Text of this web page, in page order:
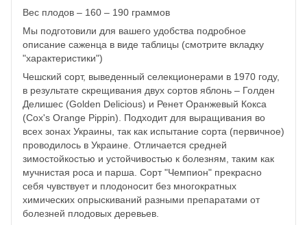
Вес плодов – 160 – 190 граммов
Мы подготовили для вашего удобства подробное
описание саженца в виде таблицы (смотрите вкладку
"характеристики")
Чешский сорт, выведенный селекционерами в 1970 году,
в результате скрещивания двух сортов яблонь – Голден
Делишес (Golden Delicious) и Ренет Оранжевый Кокса
(Cox's Orange Pippin). Подходит для выращивания во
всех зонах Украины, так как испытание сорта (первичное)
проводилось в Украине. Отличается средней
зимостойкостью и устойчивостью к болезням, таким как
мучнистая роса и парша. Сорт "Чемпион" прекрасно
себя чувствует и плодоносит без многократных
химических опрыскиваний разными препаратами от
болезней плодовых деревьев.